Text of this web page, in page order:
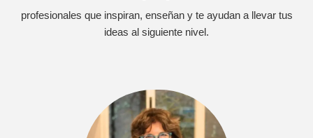
profesionales que inspiran, enseñan y te ayudan a llevar tus
ideas al siguiente nivel.